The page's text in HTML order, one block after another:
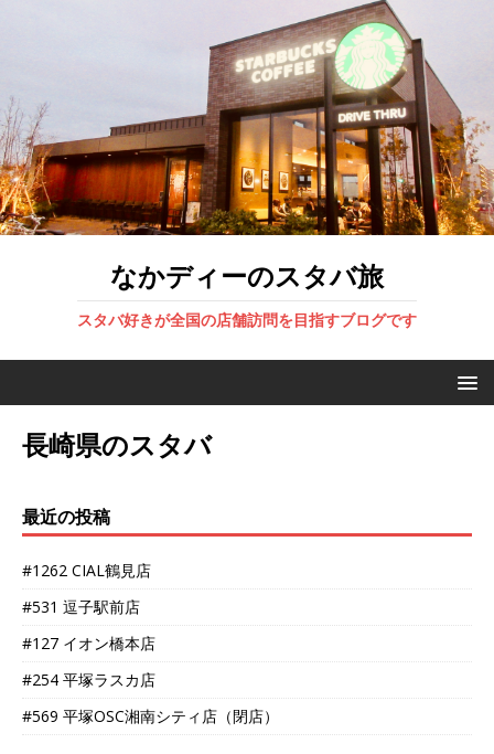
なかディーのスタバ旅
スタバ好きが全国の店舗訪問を目指すブログです
長崎県のスタバ
最近の投稿
#1262 CIAL鶴見店
#531 逗子駅前店
#127 イオン橋本店
#254 平塚ラスカ店
#569 平塚OSC湘南シティ店（閉店）